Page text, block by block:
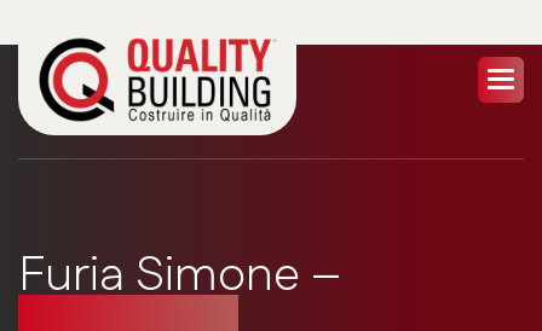
Furia Simone –